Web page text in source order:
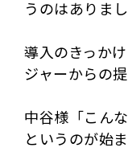
うのはありまし
導入のきっか
ジャーからの
中谷様「こん
というのが始